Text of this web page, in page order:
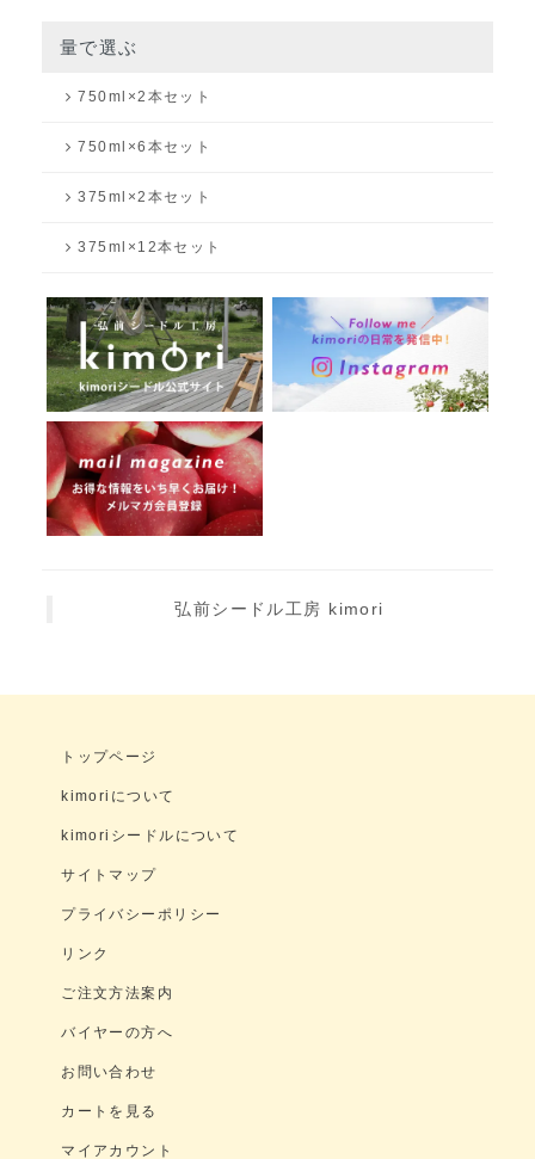
量で選ぶ
750ml×2本セット
750ml×6本セット
375ml×2本セット
375ml×12本セット
弘前シードル工房 kimori
トップページ
kimoriについて
kimoriシードルについて
サイトマップ
プライバシーポリシー
リンク
ご注文方法案内
バイヤーの方へ
お問い合わせ
カートを見る
マイアカウント